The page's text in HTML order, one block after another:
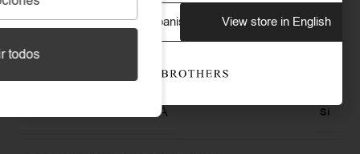
ANCHO DE LA PULSERA
MATERIAL
RESISTENTE AL AGUA Sí
todos
View store in Spanish View store in English